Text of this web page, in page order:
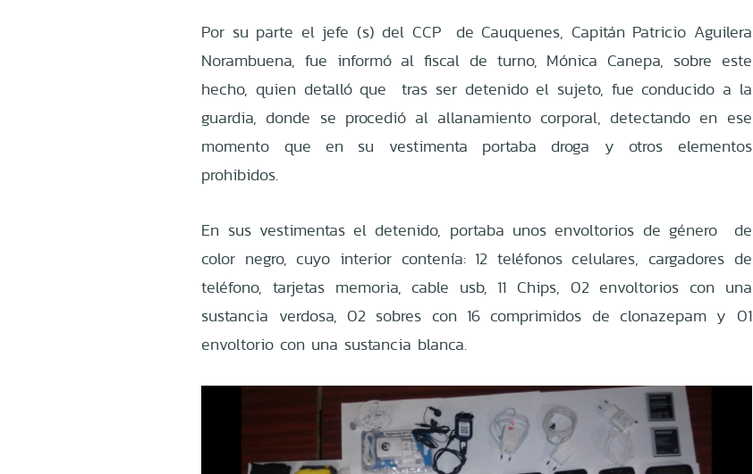
Por su parte el jefe (s) del CCP de Cauquenes, Capitán Patricio Aguilera
Norambuena, fue informó al fiscal de turno, Mónica Canepa, sobre este
hecho, quien detalló que tras ser detenido el sujeto, fue conducido a la
guardia, donde se procedió al allanamiento corporal, detectando en ese
momento que en su vestimenta portaba droga y otros elementos
prohibidos.
En sus vestimentas el detenido, portaba unos envoltorios de género de
color negro, cuyo interior contenía: 12 teléfonos celulares, cargadores de
teléfono, tarjetas memoria, cable usb, 11 Chips, 02 envoltorios con una
sustancia verdosa, 02 sobres con 16 comprimidos de clonazepam y 01
envoltorio con una sustancia blanca.